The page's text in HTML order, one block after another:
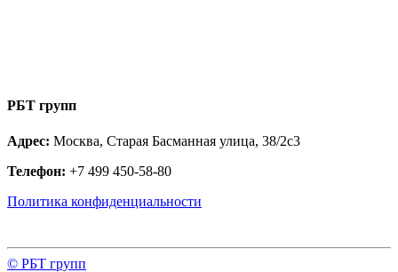
РБТ групп
Адрес: Москва, Старая Басманная улица, 38/2с3
Телефон: +7 499 450-58-80
Политика конфиденциальности
© РБТ групп